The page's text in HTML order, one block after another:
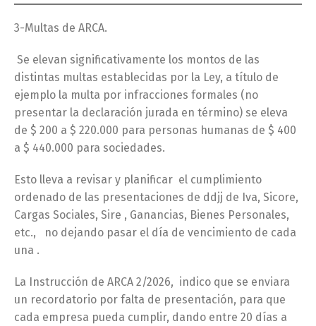
3-Multas de ARCA.
Se elevan significativamente los montos de las
distintas multas establecidas por la Ley, a título de
ejemplo la multa por infracciones formales (no
presentar la declaración jurada en término) se eleva
de $ 200 a $ 220.000 para personas humanas de $ 400
a $ 440.000 para sociedades.
Esto lleva a revisar y planificar el cumplimiento
ordenado de las presentaciones de ddjj de Iva, Sicore,
Cargas Sociales, Sire , Ganancias, Bienes Personales,
etc., no dejando pasar el día de vencimiento de cada
una .
La Instrucción de ARCA 2/2026, indico que se enviara
un recordatorio por falta de presentación, para que
cada empresa pueda cumplir, dando entre 20 días a